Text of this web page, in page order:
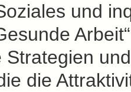
und
Strategien
die